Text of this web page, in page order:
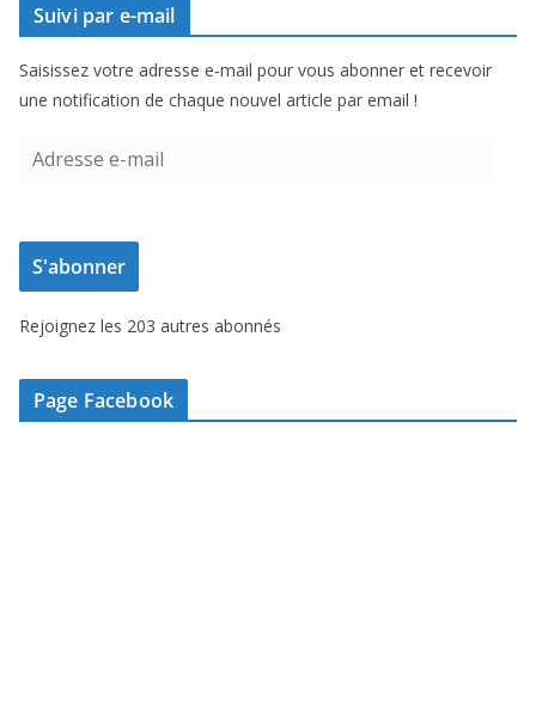
Suivi par e-mail
Saisissez votre adresse e-mail pour vous abonner et recevoir
une notification de chaque nouvel article par email !
e
s
e
-
m
S'abonner
Rejoignez les 203 autres abonnés
Page Facebook